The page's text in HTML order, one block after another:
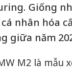
Giống
nhân hóa
giữa năm
M2 là mẫu